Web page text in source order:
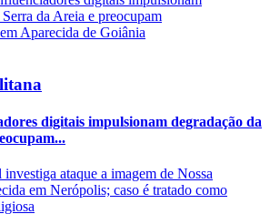
digitais impulsionam degradação da